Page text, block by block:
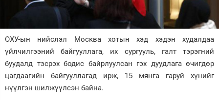
Спорт
Нийгэм
Дэлхий
Зурхай
ОХУ-ын нийслэл Москва хотын хэд хэдэн худалдаа
үйлчилгээний байгууллага, их сургууль, галт тэрэгний
буудалд тэсрэх бодис байрлуулсан гэх дуудлага өчигдөр
цагдаагийн байгууллагад ирж, 15 мянга гаруй хүнийг
нүүлгэн шилжүүлсэн байна.